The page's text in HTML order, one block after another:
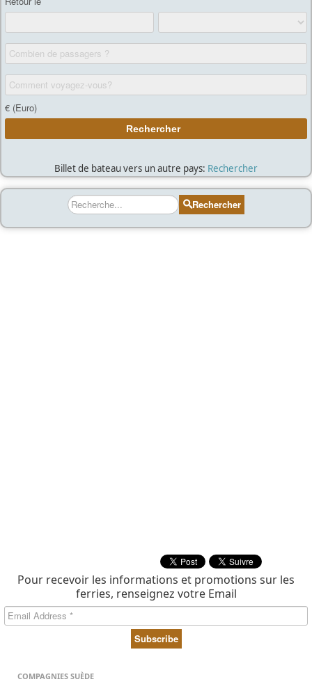
Billet de bateau vers un autre pays: Rechercher
Rechercher Rechercher
Pour recevoir les informations et promotions sur les
ferries, renseignez votre Email
COMPAGNIES SUÈDE